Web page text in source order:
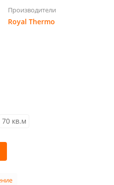
Производители
Royal Thermo
70 кв.м